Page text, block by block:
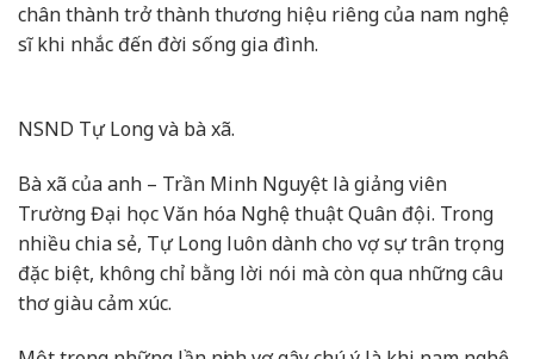
chân thành trở thành thương hiệu riêng của nam nghệ
sĩ khi nhắc đến đời sống gia đình.
NSND Tự Long và bà xã.
Bà xã của anh – Trần Minh Nguyệt là giảng viên
Trường Đại học Văn hóa Nghệ thuật Quân đội. Trong
nhiều chia sẻ, Tự Long luôn dành cho vợ sự trân trọng
đặc biệt, không chỉ bằng lời nói mà còn qua những câu
thơ giàu cảm xúc.